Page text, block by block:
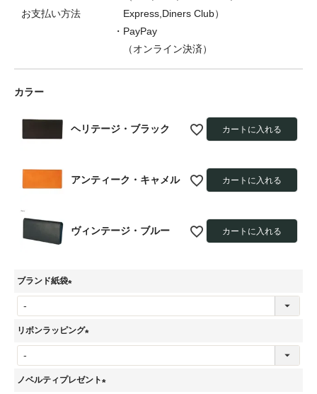
お支払い方法
Express,Diners Club）
・PayPay
（オンライン決済）
カラー
ヘリテージ・ブラック カートに入れる
アンティーク・キャメル カートに入れる
ヴィンテージ・ブルー カートに入れる
ブランド紙袋
必
須
リボンラッピング
必
須
ノベルティプレゼント